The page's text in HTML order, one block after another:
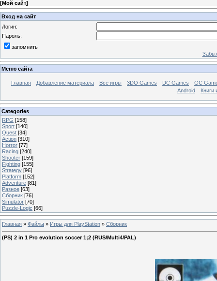
[Мой сайт]
Вход на сайт
Логин:
Пароль:
запомнить
Меню сайта
Главная Добавление материала Все игры 3DO Games DC Games
GC
Android
Книги
Categories
RPG [158]
Sport [140]
Quest [34]
Action [310]
Horror [77]
Racing [240]
Shooter [159]
Fighting [155]
Strategy [96]
Platform [152]
Adventure [81]
Разное [63]
Сборник [76]
Simulator [70]
Puzzle-Logic [66]
Главная » Файлы » Игры для PlayStation » Сборник
(PS) 2 in 1 Pro evolution soccer 1;2 (RUS/Multi4/PAL)